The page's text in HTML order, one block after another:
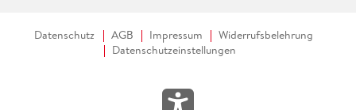
Datenschutz AGB Impressum
Widerrufsbelehrung
Datenschutzeinstellungen